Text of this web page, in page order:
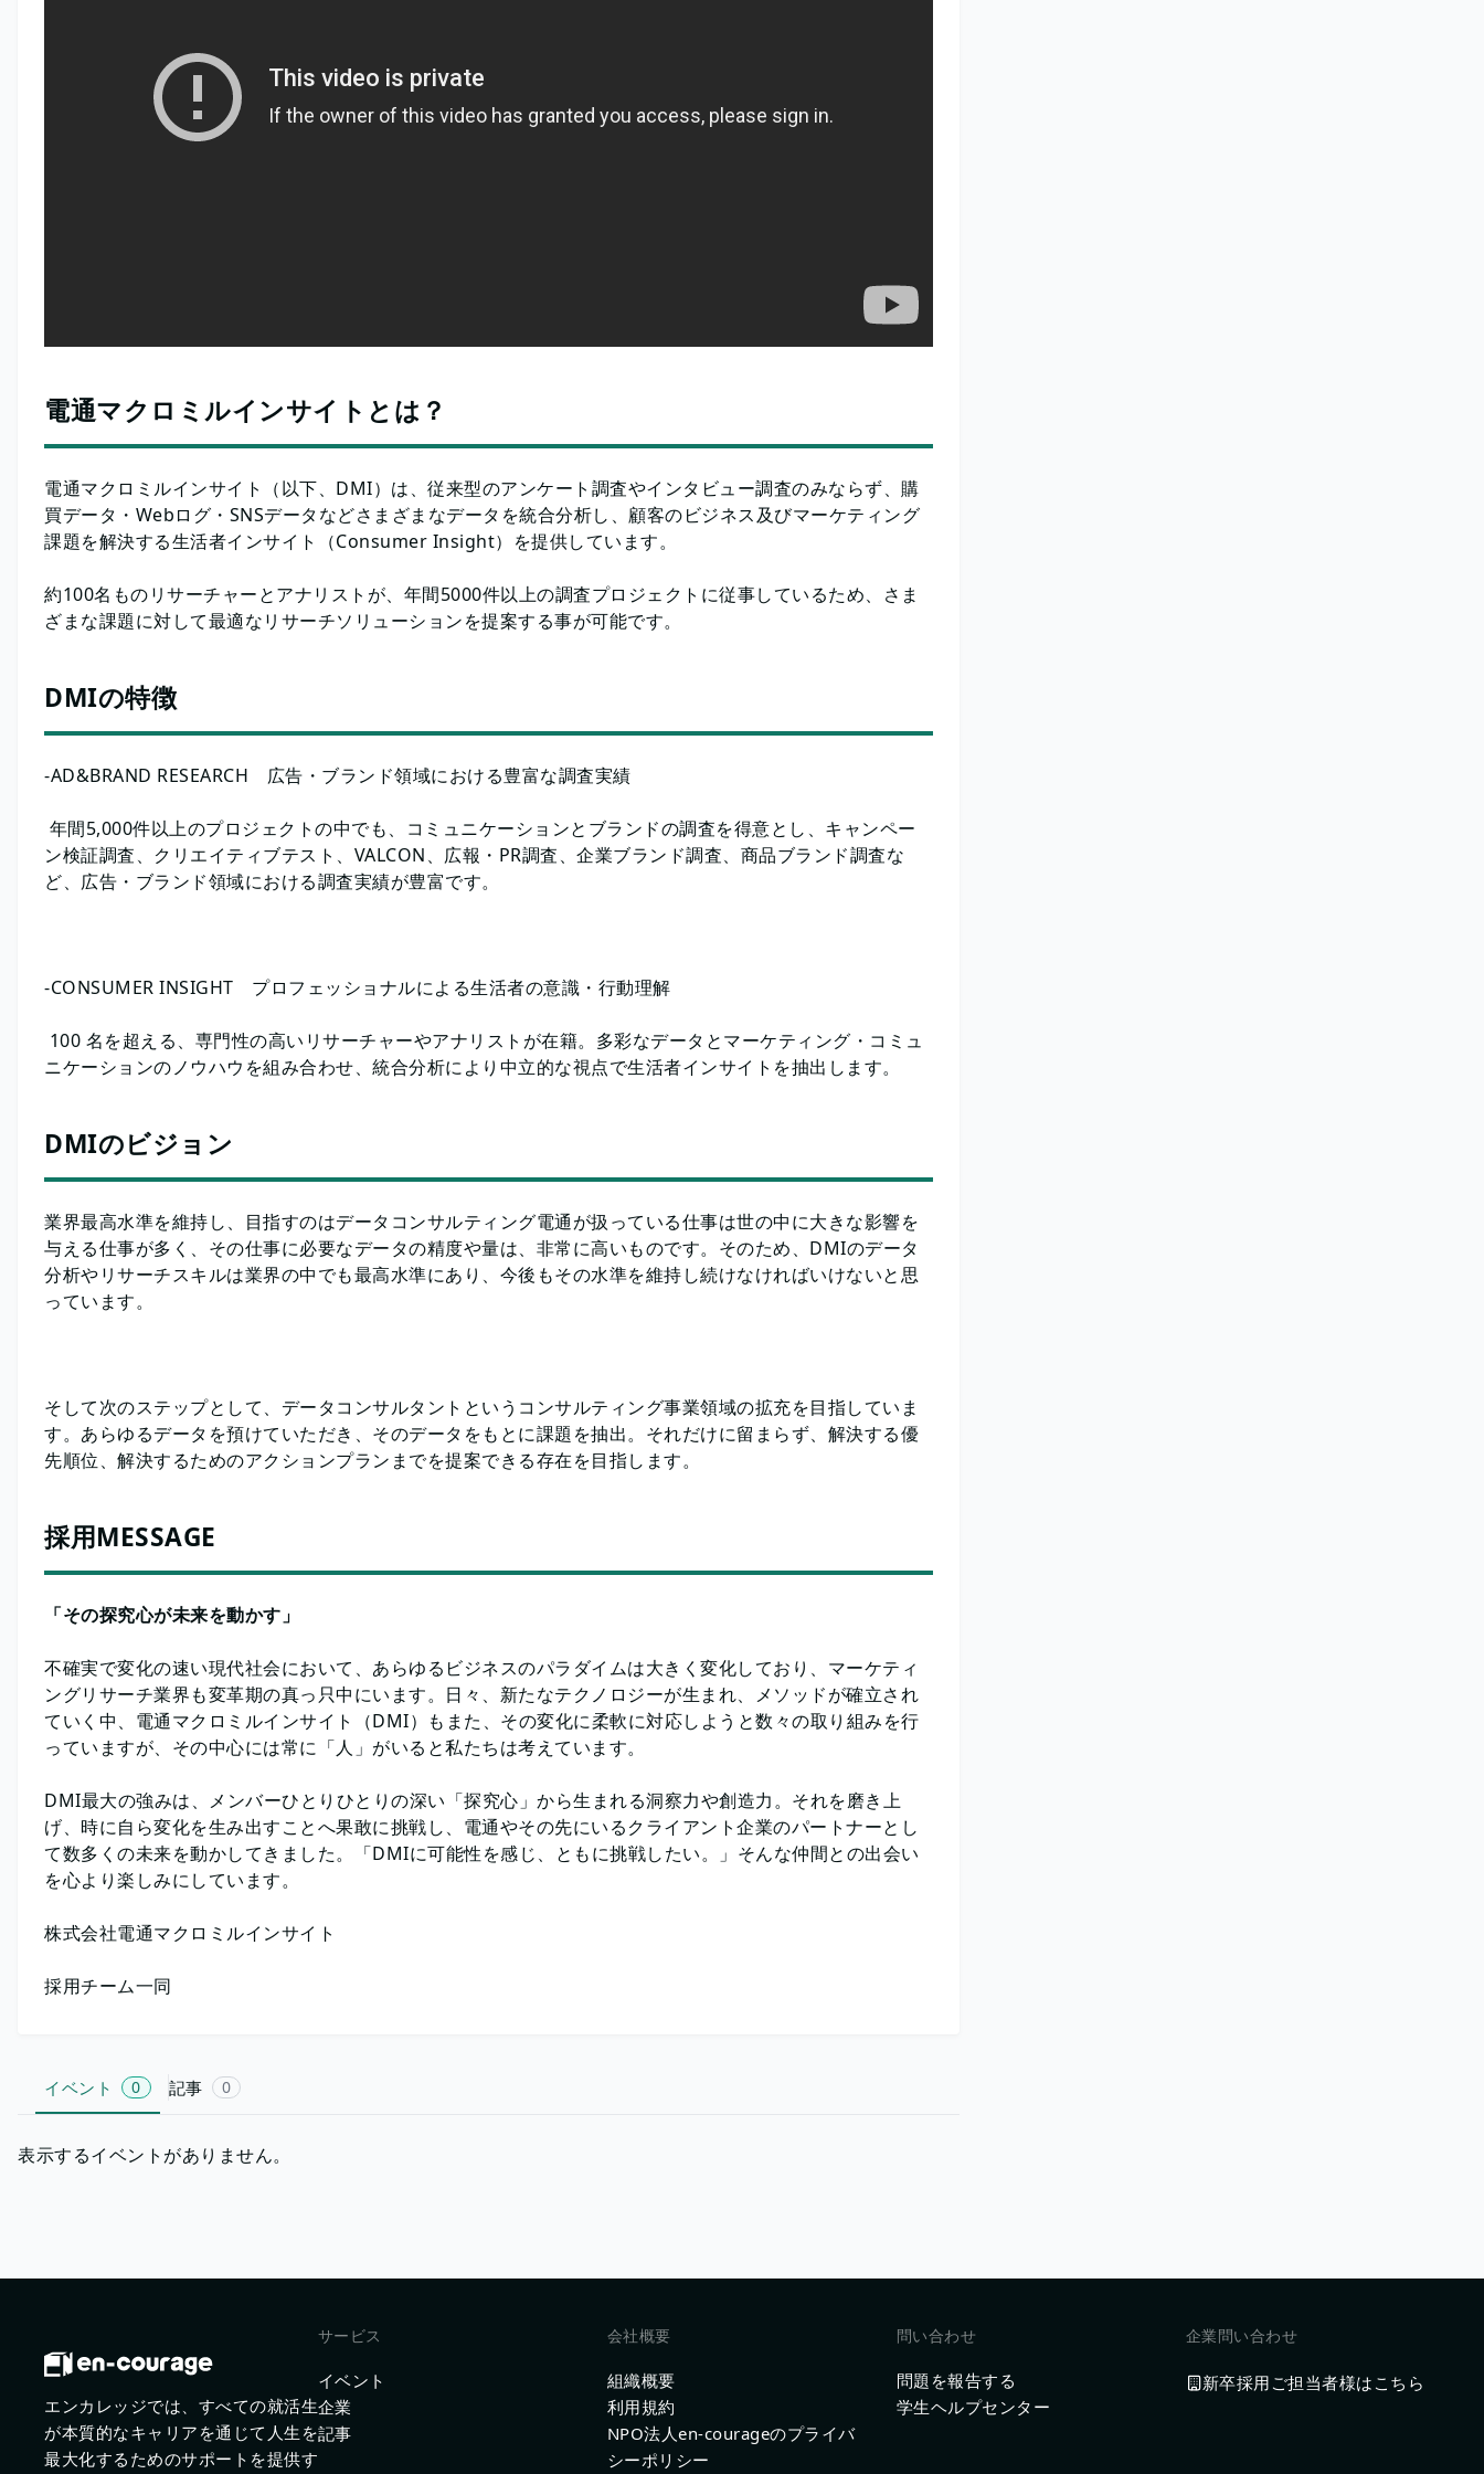
電通マクロミルインサイトとは？
電通マクロミルインサイト（以下、DMI）は、従来型のアンケート調査やインタビュー調査のみならず、購
買データ・Webログ・SNSデータなどさまざまなデータを統合分析し、顧客のビジネス及びマーケティング
課題を解決する生活者インサイト（Consumer Insight）を提供しています。
約100名ものリサーチャーとアナリストが、年間5000件以上の調査プロジェクトに従事しているため、さま
ざまな課題に対して最適なリサーチソリューションを提案する事が可能です。
DMIの特徴
-AD&BRAND RESEARCH 広告・ブランド領域における豊富な調査実績
年間5,000件以上のプロジェクトの中でも、コミュニケーションとブランドの調査を得意とし、キャンペー
ン検証調査、クリエイティブテスト、VALCON、広報・PR調査、企業ブランド調査、商品ブランド調査な
ど、広告・ブランド領域における調査実績が豊富です。
-CONSUMER INSIGHT プロフェッショナルによる生活者の意識・行動理解
100 名を超える、専門性の高いリサーチャーやアナリストが在籍。多彩なデータとマーケティング・コミュ
ニケーションのノウハウを組み合わせ、統合分析により中立的な視点で生活者インサイトを抽出します。
DMIのビジョン
業界最高水準を維持し、目指すのはデータコンサルティング電通が扱っている仕事は世の中に大きな影響を
与える仕事が多く、その仕事に必要なデータの精度や量は、非常に高いものです。そのため、DMIのデータ
分析やリサーチスキルは業界の中でも最高水準にあり、今後もその水準を維持し続けなければいけないと思
っています。
そして次のステップとして、データコンサルタントというコンサルティング事業領域の拡充を目指していま
す。あらゆるデータを預けていただき、そのデータをもとに課題を抽出。それだけに留まらず、解決する優
先順位、解決するためのアクションプランまでを提案できる存在を目指します。
採用MESSAGE
「その探究心が未来を動かす」
不確実で変化の速い現代社会において、あらゆるビジネスのパラダイムは大きく変化しており、マーケティ
ングリサーチ業界も変革期の真っ只中にいます。日々、新たなテクノロジーが生まれ、メソッドが確立され
ていく中、電通マクロミルインサイト（DMI）もまた、その変化に柔軟に対応しようと数々の取り組みを行
っていますが、その中心には常に「人」がいると私たちは考えています。
DMI最大の強みは、メンバーひとりひとりの深い「探究心」から生まれる洞察力や創造力。それを磨き上
げ、時に自ら変化を生み出すことへ果敢に挑戦し、電通やその先にいるクライアント企業のパートナーとし
て数多くの未来を動かしてきました。「DMIに可能性を感じ、ともに挑戦したい。」そんな仲間との出会い
を心より楽しみにしています。
株式会社電通マクロミルインサイト
採用チーム一同
イベント 0 記事 0
表示するイベントがありません。
エンカレッジでは、すべての就活生
が本質的なキャリアを通じて人生を
最大化するためのサポートを提供す
サービス
イベント
企業
記事
会社概要
組織概要
利用規約
NPO法人en-courageのプライバ
シーポリシー
問い合わせ
問題を報告する
学生ヘルプセンター
企業問い合わせ
新卒採用ご担当者様はこちら